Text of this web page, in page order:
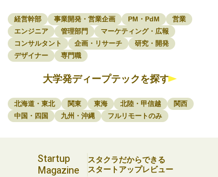
経営幹部 事業開発・営業企画 PM・PdM
営業
エンジニア
管理部門
マーケティング・広報
コンサルタント
企画・リサーチ
研究・開発
デザイナー
専門職
大学発ディープテックを探す
北海道・東北 関東 東海 北陸・甲信越
関西
中国・四国
九州・沖縄 フルリモートのみ
Startup
Magazine
スタクラだからできる
スタートアップレビュー